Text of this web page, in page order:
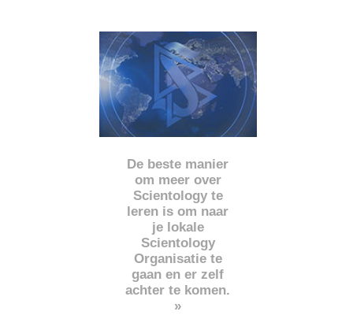
De beste manier
om meer over
Scientology te
leren is om naar
je lokale
Scientology
Organisatie te
gaan en er zelf
achter te komen.
»